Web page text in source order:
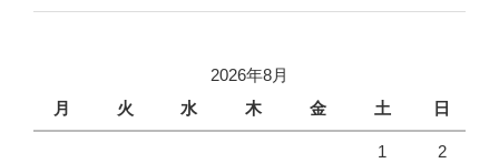
2026年8月
月
火 水 木 金 土 日
1 2